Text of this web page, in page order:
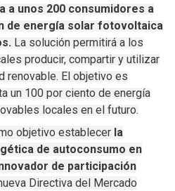
a unos 200 consumidores a
de energía solar fotovoltaica
La solución permitirá a los
producir, compartir y utilizar
renovable. El objetivo es
un 100 por ciento de energía
locales en el futuro.
objetivo establecer la
de autoconsumo en
de participación
Directiva del Mercado